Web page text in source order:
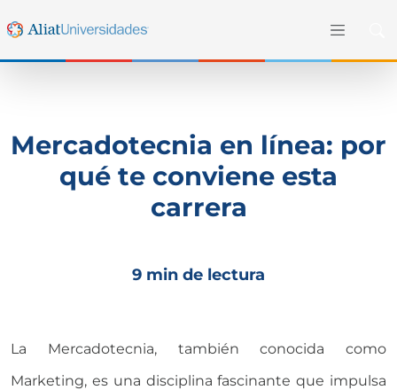
Mercadotecnia en línea: por
qué te conviene esta
carrera
9 min de lectura
La Mercadotecnia, también conocida como
Marketing, es una disciplina fascinante que impulsa